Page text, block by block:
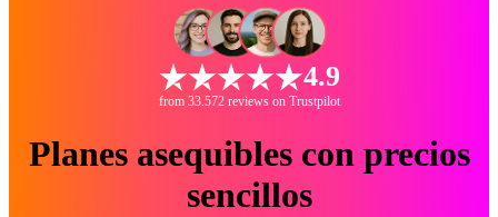
4.9
from 33.572 reviews on Trustpilot
Planes asequibles con precios
sencillos